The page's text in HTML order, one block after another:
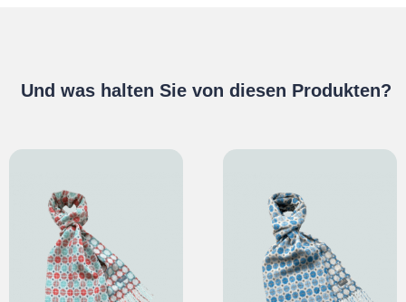
Und was halten Sie von diesen Produkten?